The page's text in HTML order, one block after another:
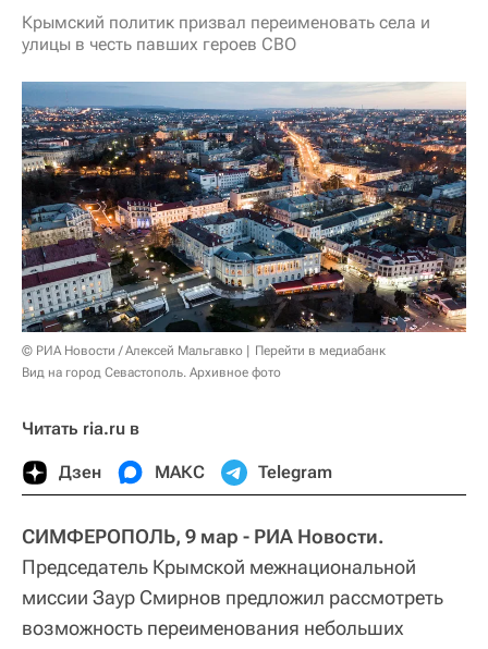
Крымский политик призвал переименовать села и
улицы в честь павших героев СВО
© РИА Новости / Алексей Мальгавко
Перейти в медиабанк
Вид на город Севастополь. Архивное фото
Читать ria.ru в
Дзен МАКС Telegram
СИМФЕРОПОЛЬ, 9 мар - РИА Новости.
Председатель Крымской межнациональной
миссии Заур Смирнов предложил рассмотреть
возможность переименования небольших